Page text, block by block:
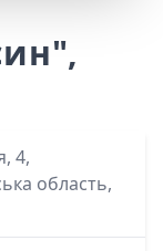
4,
область,